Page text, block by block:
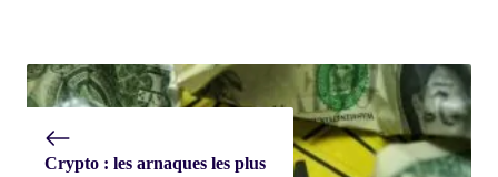
Crypto : les arnaques les plus